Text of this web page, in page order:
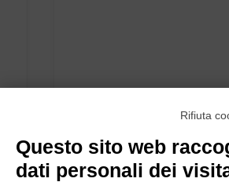
Rifiuta
Questo sito web
dati personali dei